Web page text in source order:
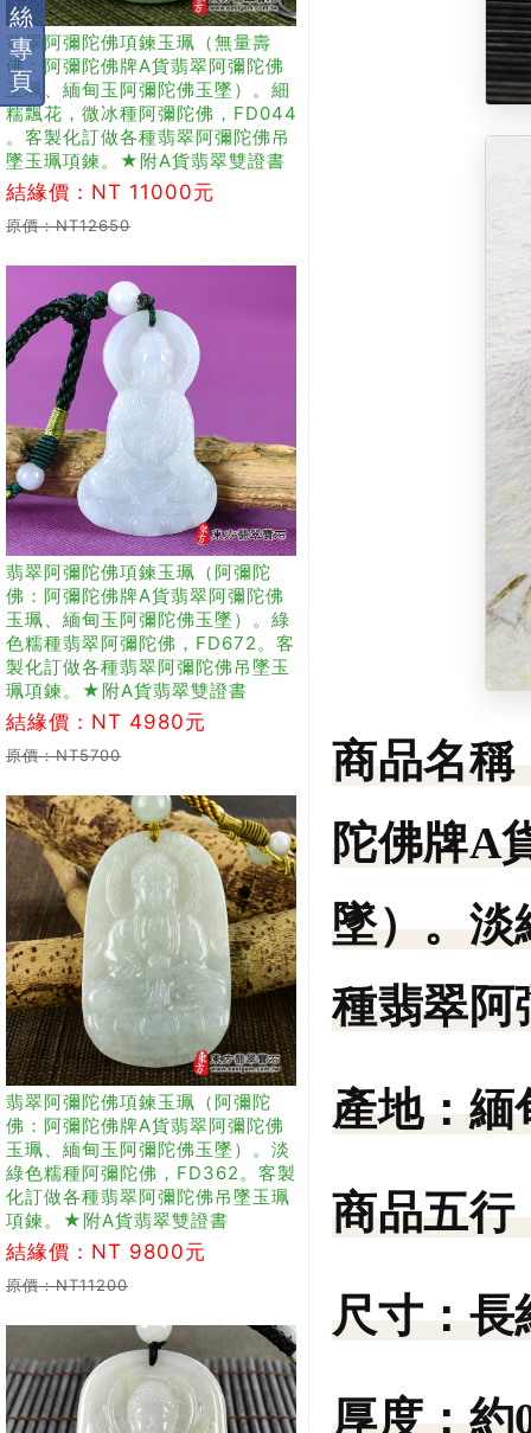
翡翠阿彌陀佛項鍊玉珮（無量壽
佛：阿彌陀佛牌A貨翡翠阿彌陀佛
玉珮、緬甸玉阿彌陀佛玉墜）。細
糯飄花，微冰種阿彌陀佛，FD044
。客製化訂做各種翡翠阿彌陀佛吊
墜玉珮項鍊。★附A貨翡翠雙證書
結緣價：NT 11000元
原價：NT12650
翡翠阿彌陀佛項鍊玉珮（阿彌陀
佛：阿彌陀佛牌A貨翡翠阿彌陀佛
玉珮、緬甸玉阿彌陀佛玉墜）。綠
色糯種翡翠阿彌陀佛，FD672。客
製化訂做各種翡翠阿彌陀佛吊墜玉
珮項鍊。★附A貨翡翠雙證書
結緣價：NT 4980元
原價：NT5700
翡翠阿彌陀佛項鍊玉珮（阿彌陀
佛：阿彌陀佛牌A貨翡翠阿彌陀佛
玉珮、緬甸玉阿彌陀佛玉墜）。淡
綠色糯種阿彌陀佛，FD362。客製
化訂做各種翡翠阿彌陀佛吊墜玉珮
項鍊。★附A貨翡翠雙證書
結緣價：NT 9800元
原價：NT11200
商品名稱
陀佛牌A
墜）。淡
種翡翠
產地： 緬
商品五行
尺寸： 長
厚度： 約
絲
專
頁